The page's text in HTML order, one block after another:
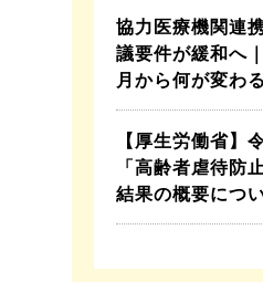
協力医療機関連
議要件が緩和へ
月から何が変わ
【厚生労働省】
「高齢者虐待防
結果の概要につ